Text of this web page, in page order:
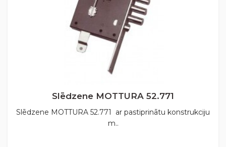
Slēdzene MOTTURA 52.771
Slēdzene MOTTURA 52.771 ar pastiprinātu konstrukciju
m..